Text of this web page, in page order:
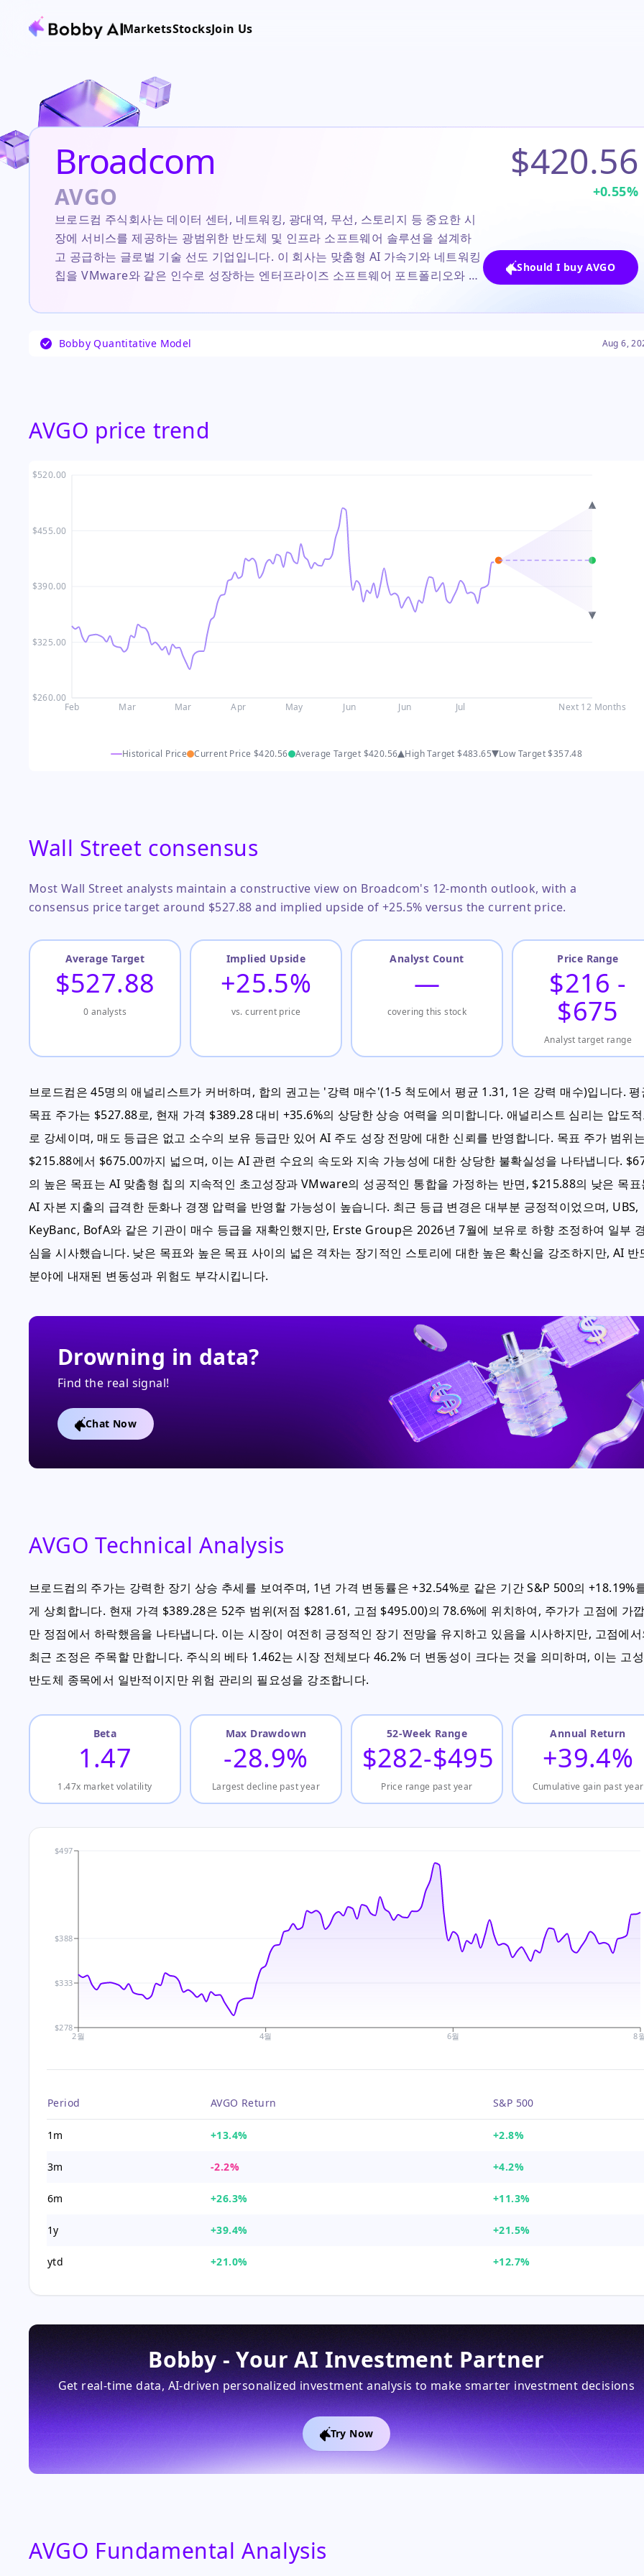
MarketsStocksJoin Us
Broadcom
AVGO
$420.56
+0.55%
브로드컴 주식회사는 데이터 센터, 네트워킹, 광대역, 무선, 스토리지 등 중요한 시
장에 서비스를 제공하는 광범위한 반도체 및 인프라 소프트웨어 솔루션을 설계하
고 공급하는 글로벌 기술 선도 기업입니다. 이 회사는 맞춤형 AI 가속기와 네트워킹
칩을 VMware와 같은 인수로 성장하는 엔터프라이즈 소프트웨어 포트폴리오와 결
다. 현재 이 주식은 맞춤형 AI 칩에 대한 급증하는 수요, Alphabet 및 Apple과 같은
범위한 우려에도 불구하고 일부에서 매수 기회로 보는 최근 하락으로 인해 투자자
Should I buy AVGO
Bobby Quantitative Model Aug 6,
AVGO price trend
$260.00
$325.00
$390.00
$455.00
$520.00
Feb Mar Mar Apr May Jun Jun Jul Next 12 Months
Historical Price Current Price $420.56 Average Target $420.56 High Target$483.65 Low Target$357.48
Wall Street consensus
Most Wall Street analysts maintain a constructive view on Broadcom's 12-month outlook, with a
consensus price target around $527.88 and implied upside of +25.5% versus the current price.
Average Target
$527.88
0 analysts
Implied Upside
+25.5%
vs. current price
Analyst Count
—
covering this stock
Price Range
$216 -
$675
Analyst target range
브로드컴은 45명의 애널리스트가 커버하며, 합의 권고는 '강력 매수'(1-5 척도에서 평균 1.31, 1은 강력 매수)입니다. 평
목표 주가는 $527.88로, 현재 가격 $389.28 대비 +35.6%의 상당한 상승 여력을 의미합니다. 애널리스트 심리는 압도
로 강세이며, 매도 등급은 없고 소수의 보유 등급만 있어 AI 주도 성장 전망에 대한 신뢰를 반영합니다. 목표 주가 범위
$215.88에서 $675.00까지 넓으며, 이는 AI 관련 수요의 속도와 지속 가능성에 대한 상당한 불확실성을 나타냅니다.
의 높은 목표는 AI 맞춤형 칩의 지속적인 초고성장과 VMware의 성공적인 통합을 가정하는 반면, $215.88의 낮은 목표
AI 자본 지출의 급격한 둔화나 경쟁 압력을 반영할 가능성이 높습니다. 최근 등급 변경은 대부분 긍정적이었으며, UBS,
KeyBanc, BofA와 같은 기관이 매수 등급을 재확인했지만, Erste Group은 2026년 7월에 보유로 하향 조정하여 일부
심을 시사했습니다. 낮은 목표와 높은 목표 사이의 넓은 격차는 장기적인 스토리에 대한 높은 확신을 강조하지만, AI 반
분야에 내재된 변동성과 위험도 부각시킵니다.
Drowning in data?
Find the real signal!
Chat Now
AVGO Technical Analysis
브로드컴의 주가는 강력한 장기 상승 추세를 보여주며, 1년 가격 변동률은 +32.54%로 같은 기간 S&P 500의 +18.19%
게 상회합니다. 현재 가격 $389.28은 52주 범위(저점 $281.61, 고점 $495.00)의 78.6%에 위치하여, 주가가 고점에 가
만 정점에서 하락했음을 나타냅니다. 이는 시장이 여전히 긍정적인 장기 전망을 유지하고 있음을 시사하지만, 고점에
최근 조정은 주목할 만합니다. 주식의 베타 1.462는 시장 전체보다 46.2% 더 변동성이 크다는 것을 의미하며, 이는 고
반도체 종목에서 일반적이지만 위험 관리의 필요성을 강조합니다.
Beta
1.47
1.47x market volatility
Max Drawdown
-28.9%
Largest decline past year
52-Week Range
$282-$495
Price range past year
Annual Return
+39.4%
Cumulative gain past year
2월 4월 6월 8
$278
$333
$388
$497
Period AVGO Return S&P 500
1m +13.4% +2.8%
3m -2.2% +4.2%
6m +26.3% +11.3%
1y +39.4% +21.5%
ytd +21.0% +12.7%
Bobby - Your AI Investment Partner
Get real-time data, AI-driven personalized investment analysis to make smarter investment decisions
Try Now
AVGO Fundamental Analysis